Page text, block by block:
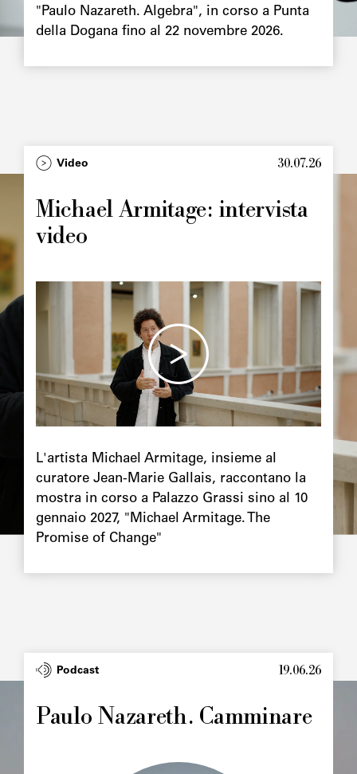
"Paulo Nazareth. Algebra", in corso a Punta
della Dogana fino al 22 novembre 2026.
TypeVideo 30.07.26
Michael Armitage: intervista
video
L'artista Michael Armitage, insieme al
curatore Jean-Marie Gallais, raccontano la
mostra in corso a Palazzo Grassi sino al 10
gennaio 2027, "Michael Armitage. The
Promise of Change"
TypePodcast 19.06.26
Paulo Nazareth. Camminare